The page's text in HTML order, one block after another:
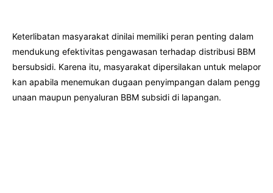
Keterlibatan masyarakat dinilai memiliki peran penting dalam
mendukung efektivitas pengawasan terhadap distribusi BBM
bersubsidi. Karena itu, masyarakat dipersilakan untuk melapor
kan apabila menemukan dugaan penyimpangan dalam pengg
unaan maupun penyaluran BBM subsidi di lapangan.